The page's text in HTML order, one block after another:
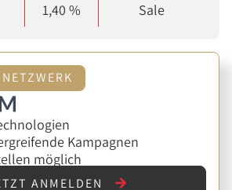
1,40 % Sale
Kampagnen
möglich
ANMELDEN